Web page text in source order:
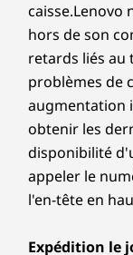
caisse.Lenovo
hors de son
retards liés au
problèmes de
augmentation
obtenir les
disponibilité
appeler le
l'en-tête en
Expédition le